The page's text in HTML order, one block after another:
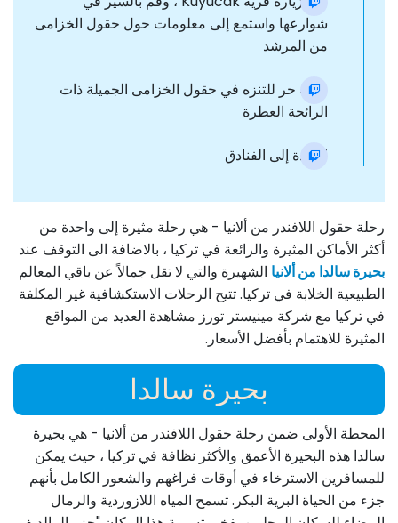
شوارعها واستمع إلى معلومات حول حقول الخزامى
من المرشد
وقت حر للتنزه في حقول الخزامى الجميلة ذات
الرائحة العطرة
العودة إلى الفنادق
رحلة حقول اللافندر من ألانيا - هي رحلة مثيرة إلى واحدة من
أكثر الأماكن المثيرة والرائعة في تركيا ، بالاضافة الى التوقف عند
بحيرة سالدا من ألانيا الشهيرة والتي لا تقل جمالاً عن باقي المعالم
الطبيعية الخلابة في تركيا. تتيح الرحلات الاستكشافية غير المكلفة
في تركيا مع شركة مينيستر تورز مشاهدة العديد من المواقع
المثيرة للاهتمام بأفضل الأسعار.
بحيرة سالدا
المحطة الأولى ضمن رحلة حقول اللافندر من ألانيا - هي بحيرة
سالدا هذه البحيرة الأعمق والأكثر نظافة في تركيا ، حيث يمكن
للمسافرين الاسترخاء في أوقات فراغهم والشعور الكامل بأنهم
جزء من الحياة البرية البكر. تسمح المياه اللازوردية والرمال